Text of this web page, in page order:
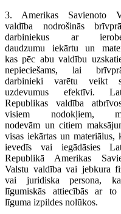
3. Amerikas Savienoto
valdība nodrošinās
darbiniekus ar
daudzumu iekārtu un
kas pēc abu valdību
nepieciešams, lai
darbinieki varētu veikt
uzdevumus efektīvi.
Republikas valdība
visiem nodokļiem,
nodevām un citiem
visas iekārtas un materiālus,
ievedīs vai iegādāsies
Republikā Amerikas
Valstu valdība vai jebkura
vai juridiska persona,
līgumiskās attiecībās ar to
līguma izpildes nolūkos.